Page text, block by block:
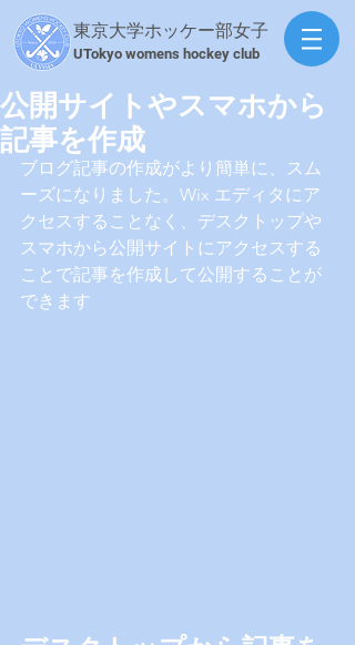
東京大学ホッケー部女子
​UTokyo womens hockey club
公開サイトやスマホから
記事を作成
ブログ記事の作成がより簡単に、スム
ーズになりました。Wix エディタにア
クセスすることなく、デスクトップや
スマホから公開サイトにアクセスする
ことで記事を作成して公開することが
できます